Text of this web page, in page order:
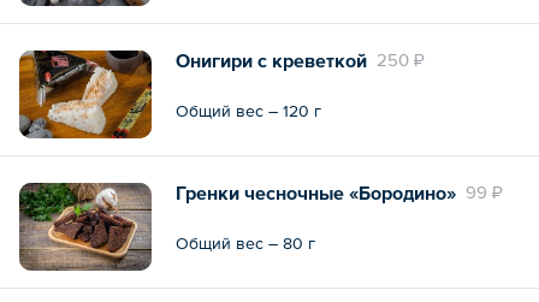
250 ₽
Онигири с креветкой
Общий вес – 120 г
99 ₽
Гренки чесночные «Бородино»
Общий вес – 80 г